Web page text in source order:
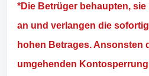
*Die Betrüger behaupten,
an und verlangen die
hohen Betrages. Ansonsten
umgehenden